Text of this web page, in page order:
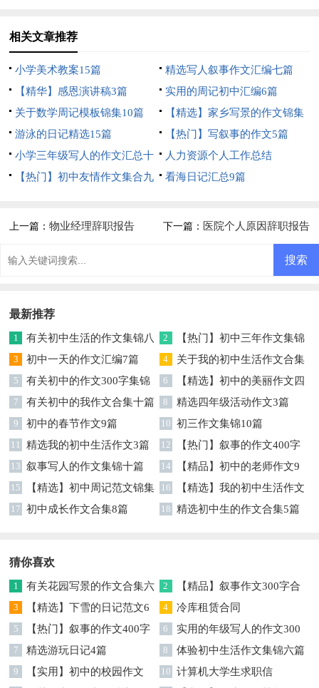
相关文章推荐
小学美术教案15篇
精选写人叙事作文汇编七篇
【精华】感恩演讲稿3篇
实用的周记初中汇编6篇
关于数学周记模板锦集10篇
【精选】家乡写景的作文锦集
5篇
游泳的日记精选15篇
【热门】写叙事的作文5篇
小学三年级写人的作文汇总十
篇
人力资源个人工作总结
【热门】初中友情作文集合九
看海日记汇总9篇
上一篇：物业经理辞职报告 下一篇： 医院个人原因辞职报告
最新推荐
1
有关初中生活的作文集锦八
篇
2
【热门】初中三年作文集锦
六篇
3 初中一天的作文汇编7篇 4
关于我的初中生活作文合集
七篇
5
有关初中的作文300字集锦
七篇
6
【精选】初中的美丽作文四
篇
7 有关初中的我作文合集十篇 8 精选四年级活动作文3篇
9 初中的春节作文9篇 10 初三作文集锦10篇
11 精选我的初中生活作文3篇 12
【热门】叙事的作文400字
集锦7篇
13 叙事写人的作文集锦十篇 14
【精品】初中的老师作文9
篇
15
【精选】初中周记范文锦集
9篇
16
【精选】我的初中生活作文
汇编八篇
17 初中成长作文合集8篇 18 精选初中生的作文合集5篇
猜你喜欢
1
有关花园写景的作文合集六
篇
2
【精品】叙事作文300字合
集5篇
3
【精选】下雪的日记范文6
篇
4 冷库租赁合同
5
【热门】叙事的作文400字
合集9篇
6
实用的年级写人的作文300
字合集九篇
7 精选游玩日记4篇 8 体验初中生活作文集锦六篇
9
【实用】初中的校园作文
10 计算机大学生求职信